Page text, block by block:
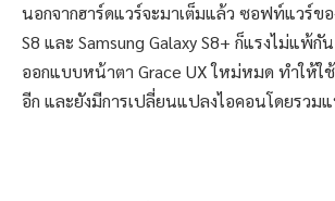
นอกจากฮาร์ดแวร์จะมาเต็มแล้ว ซอฟท์แวร์ขอ
S8 และ Samsung Galaxy S8+ ก็แรงไม่แพ้กั
ออกแบบหน้าตา Grace UX ใหม่หมด ทำให้ใ
อีก และยังมีการเปลี่ยนแปลงไอคอนโดยรวม